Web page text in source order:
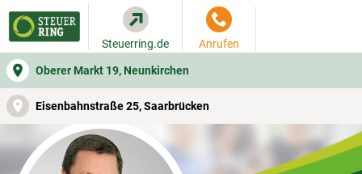
Oberer Markt 19, Neunkirchen
Eisenbahnstraße 25, Saarbrücken
Steuerring.de Anrufen
WER SIE BERÄT BEITRAGSRECHNER